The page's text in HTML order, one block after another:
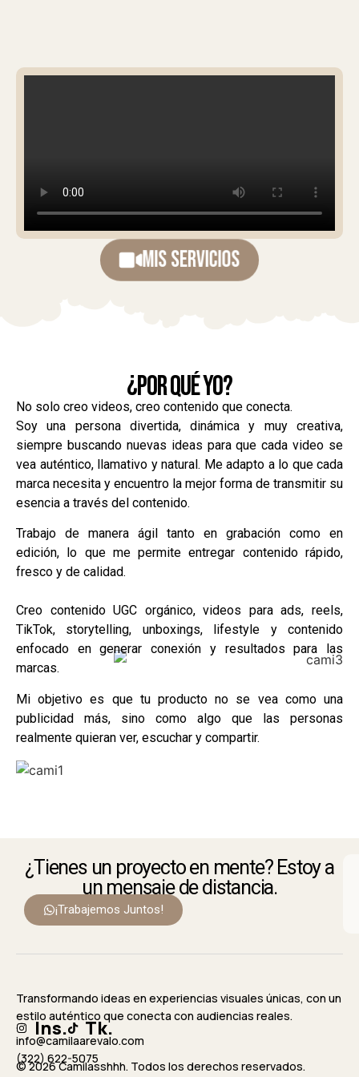
Mis Servicios
¿Por qué yo?
No solo creo videos, creo contenido que conecta.
Soy una persona divertida, dinámica y muy creativa,
siempre buscando nuevas ideas para que cada video se
vea auténtico, llamativo y natural. Me adapto a lo que cada
marca necesita y encuentro la mejor forma de transmitir su
esencia a través del contenido.
Trabajo de manera ágil tanto en grabación como en
edición, lo que me permite entregar contenido rápido,
fresco y de calidad.
Creo contenido UGC orgánico, videos para ads, reels,
TikTok, storytelling, unboxings, lifestyle y contenido
enfocado en generar conexión y resultados para las
marcas.
Mi objetivo es que tu producto no se vea como una
publicidad más, sino como algo que las personas
realmente quieran ver, escuchar y compartir.
¿Tienes un proyecto en mente? Estoy a
un mensaje de distancia.
¡Trabajemos Juntos!
Transformando ideas en experiencias visuales únicas, con un
estilo auténtico que conecta con audiencias reales.
Ins. Tk.
info@camilaarevalo.com
(322) 622-5075
© 2026 Camilasshhh. Todos los derechos reservados.